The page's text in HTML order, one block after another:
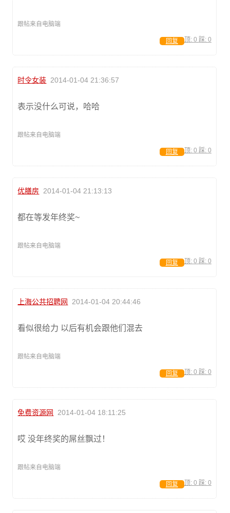
跟帖来自电脑端
顶: 0 踩: 0
回复
时令女装 2014-01-04 21:36:57
表示没什么可说，哈哈
跟帖来自电脑端
顶: 0 踩: 0
回复
优膳房 2014-01-04 21:13:13
都在等发年终奖~
跟帖来自电脑端
顶: 0 踩: 0
回复
上海公共招聘网 2014-01-04 20:44:46
看似很给力 以后有机会跟他们混去
跟帖来自电脑端
顶: 0 踩: 0
回复
免费资源网 2014-01-04 18:11:25
哎 没年终奖的屌丝飘过！
跟帖来自电脑端
顶: 0 踩: 0
回复